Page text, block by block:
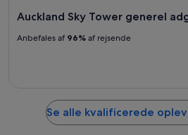
Auckland Sky Tower generel
Anbefales af 96% af rejsende
Se alle kvalificerede